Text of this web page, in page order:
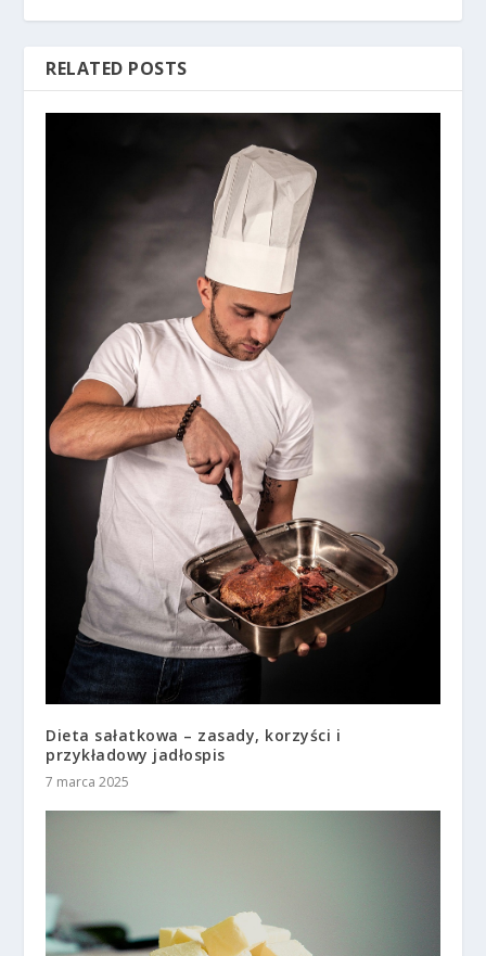
RELATED POSTS
Dieta sałatkowa – zasady, korzyści i
przykładowy jadłospis
7 marca 2025